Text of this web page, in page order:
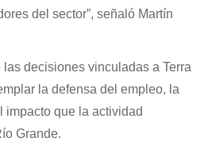
del sector”, señaló Martín
decisiones vinculadas a Terra
la defensa del empleo, la
impacto que la actividad
Grande.